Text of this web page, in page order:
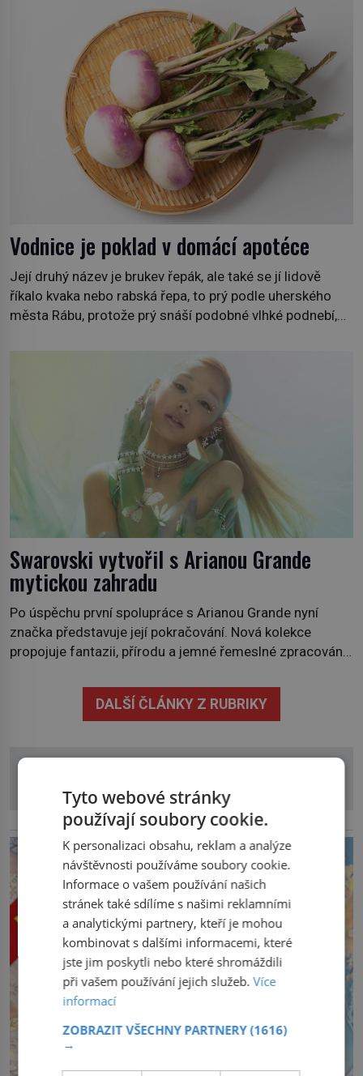
adrese 18 Rue Louis Vuitton, které bylo postaveno v
roce 1869. […]
Vodnice je poklad v domácí apotéce
Její druhý název je brukev řepák, ale také se jí lidově
říkalo kvaka nebo rabská řepa, to prý podle uherského
města Rábu, protože prý snáší podobné vlhké podnebí,
někdy i v obchodech. Její bulvy jsou bílé, nahoře někdy
Swarovski vytvořil s Arianou Grande
mytickou zahradu
Po úspěchu první spolupráce s Arianou Grande nyní
značka představuje její pokračování. Nová kolekce
propojuje fantazii, přírodu a jemné řemeslné zpracování
třicítka šperků působí hravě a zároveň rafinovaně.
Spolupráce mezi značkou Swarovski a zpěvačkou a
DALŠÍ ČLÁNKY Z RUBRIKY
reklama
Tyto webové stránky
používají soubory cookie.
K personalizaci obsahu, reklam a analýze
návštěvnosti používáme soubory cookie.
Informace o vašem používání našich
stránek také sdílíme s našimi reklamními
a analytickými partnery, kteří je mohou
kombinovat s dalšími informacemi, které
jste jim poskytli nebo které shromáždili
při vašem používání jejich služeb.Více
informací
ZOBRAZIT VŠECHNY PARTNERY(1616)
→